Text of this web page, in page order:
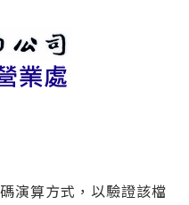
演算方式，以驗證該檔